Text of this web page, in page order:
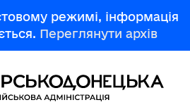
режимі, інформація
Переглянути архів